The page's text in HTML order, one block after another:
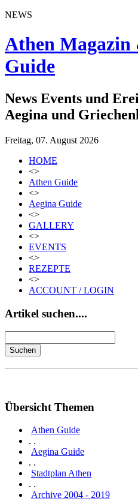
NEWS
Athen Magazin
Guide
News Events und
Aegina und
Freitag, 07. August 2026
HOME
<>
Athen Guide
<>
Aegina Guide
<>
GALLERY
<>
EVENTS
<>
REZEPTE
<>
ACCOUNT / LOGIN
Artikel suchen....
Übersicht Themen
Athen Guide
. .
Aegina Guide
. .
Stadtplan Athen
. .
Archive 2004 - 2019